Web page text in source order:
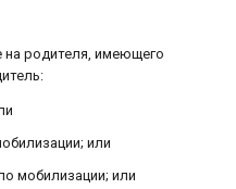
на родителя, имеющего
или
мобилизации; или